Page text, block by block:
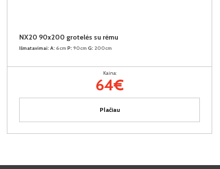
NX20 90x200 grotelės su rėmu
Išmatavimai: A: 6cm P: 90cm G: 200cm
Kaina:
64€
Plačiau